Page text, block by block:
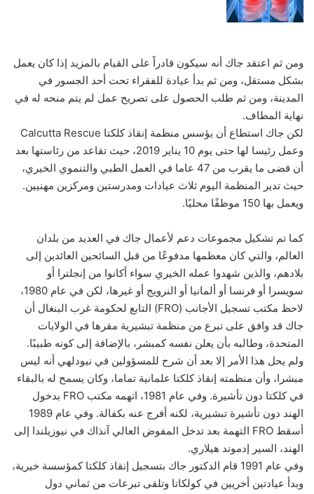
ومن ثم اعتقد جاك أنه سيكون قادراً على القيام بالمزيد إذا كان يعمل
بشكل مستقل، ومن ثم بدأ عيادة للفقراء تحت أحد الجسور في
المدينة، ومن ثم طلب الحصول على تصريح عمل لم يتم منحه له في
نهاية المطاف.
لكن جاك استطاع أن يؤسس منظمة إنقاذ كلكتا Calcutta Rescue
وعمل رئيسا لها حتى يوم 10 يناير 2019، حيث تقاعد من رئاستها بعد
أن قضى ما يقرب من 47 عاما في العمل الطبي والتنموي الخيري،
حيث تدير المنظمة اليوم ثلاث عيادات ومدرستين ومركزين مهنيين.
ويعمل بها 150 موظفًا محليًا.
كما تم تشكيل مجموعات دعم لأعمال جاك في العديد من بلدان
العالم، والتي كان معظمها مدفوعًا من قبل السائحين العائدين إلى
بلادهم، والذين شهدوا عمله الخيري سواء أكانوا من إنجلترا أو
سويسرا أو فرنسا أو ألمانيا أو النرويج أو غيرها، لكن في عام 1980،
لاحظ مكتب تسجيل الأجانب (FRO) التابع لحكومة غرب البنغال أن
جاك قد وافق على تبرع من منظمة تبشيرية مقرها في الولايات
المتحدة، وطالبه بأن يعلن نفسه كمبشر، بالإضافة إلى كونه طبيبًا.
ولم يحل هذا الأمر إلا بعد أن شرح للمسؤولين في نيودلهي أنه ليس
مبشرا، وأن منظمته إنقاذ كلكتا علمانية تماما، وكان يسمح له بالبقاء
في كلكتا دون تأشيرة. وفي عام 1981، اتهمه مكتب FRO بدخول
الهند دون تأشيرة تبشيرية، لكنه أفرج عنه بكفالة. وفي عام 1989
أسقط FRO التهمة بعد تدخل المفوض العالي آنذاك في نيوزيلندا إلى
الهند، السير إدموند هيلاري.
وفي عام 1991 قام الدكتور جاك بتسجيل إنقاذ كلكتا كمؤسسة خيرية،
وبدأ عيادتين أخريين في كولكاتا وتلقى تبرعات من ثماني دول